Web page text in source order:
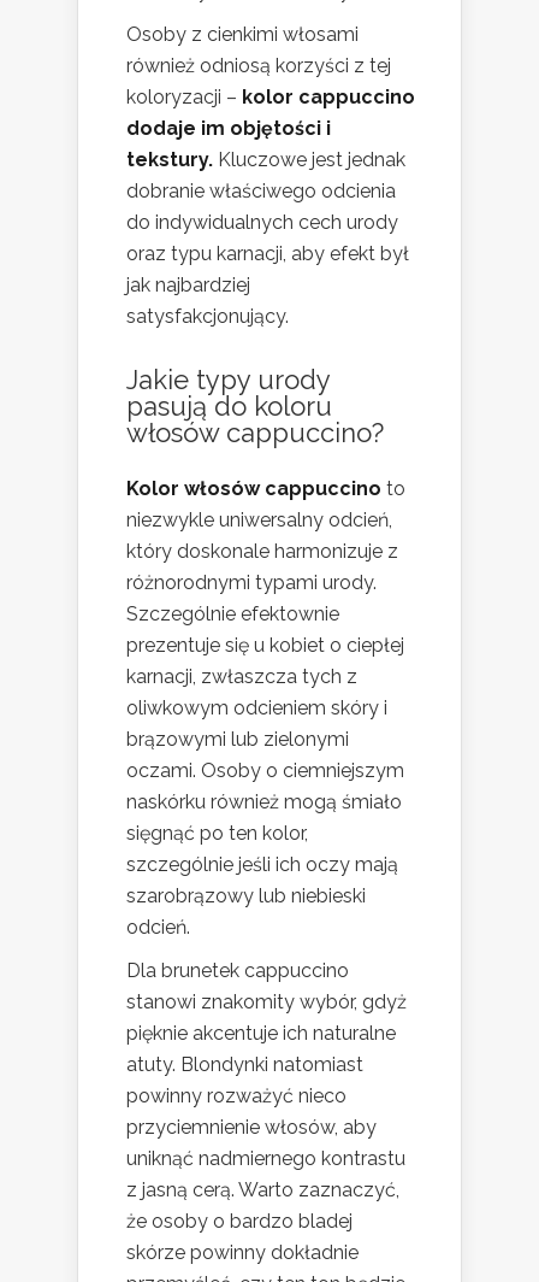
Osoby z cienkimi włosami
również odniosą korzyści z tej
koloryzacji – kolor cappuccino
dodaje im objętości i
tekstury. Kluczowe jest jednak
dobranie właściwego odcienia
do indywidualnych cech urody
oraz typu karnacji, aby efekt był
jak najbardziej
satysfakcjonujący.
Jakie typy urody
pasują do koloru
włosów cappuccino?
Kolor włosów cappuccino to
niezwykle uniwersalny odcień,
który doskonale harmonizuje z
różnorodnymi typami urody.
Szczególnie efektownie
prezentuje się u kobiet o ciepłej
karnacji, zwłaszcza tych z
oliwkowym odcieniem skóry i
brązowymi lub zielonymi
oczami. Osoby o ciemniejszym
naskórku również mogą śmiało
sięgnąć po ten kolor,
szczególnie jeśli ich oczy mają
szarobrązowy lub niebieski
odcień.
Dla brunetek cappuccino
stanowi znakomity wybór, gdyż
pięknie akcentuje ich naturalne
atuty. Blondynki natomiast
powinny rozważyć nieco
przyciemnienie włosów, aby
uniknąć nadmiernego kontrastu
z jasną cerą. Warto zaznaczyć,
że osoby o bardzo bladej
skórze powinny dokładnie